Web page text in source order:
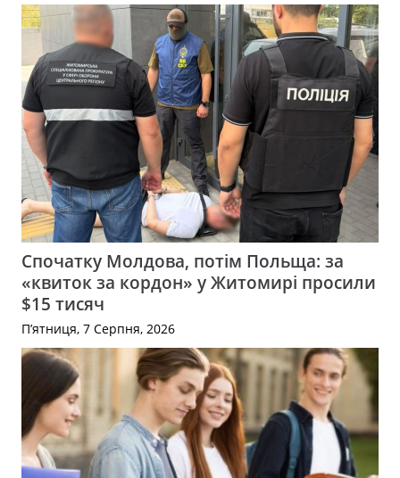
Спочатку Молдова, потім Польща: за
«квиток за кордон» у Житомирі просили
$15 тисяч
П’ятниця, 7 Серпня, 2026